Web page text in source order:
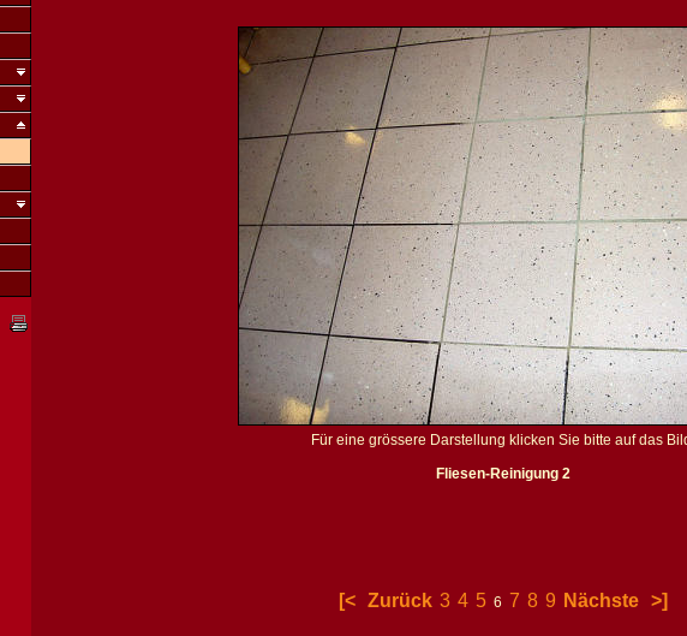
Für eine grössere Darstellung klicken Sie bitte auf das
Fliesen-Reinigung 2
[< Zurück 3 4 56 7 8 9 Nächste >]